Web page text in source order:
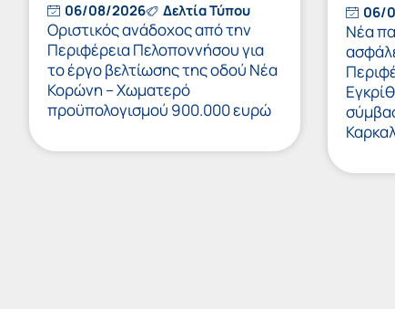
06/08/2026 Δελτία Τύπου
Οριστικός ανάδοχος από την
Περιφέρεια Πελοποννήσου για
το έργο βελτίωσης της οδού Νέα
Κορώνη – Χωματερό
προϋπολογισμού 900.000 ευρώ
06/
Νέα